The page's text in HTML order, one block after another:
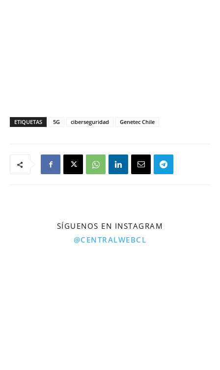
ETIQUETAS 5G ciberseguridad Genetec Chile
SÍGUENOS EN INSTAGRAM
@CENTRALWEBCL